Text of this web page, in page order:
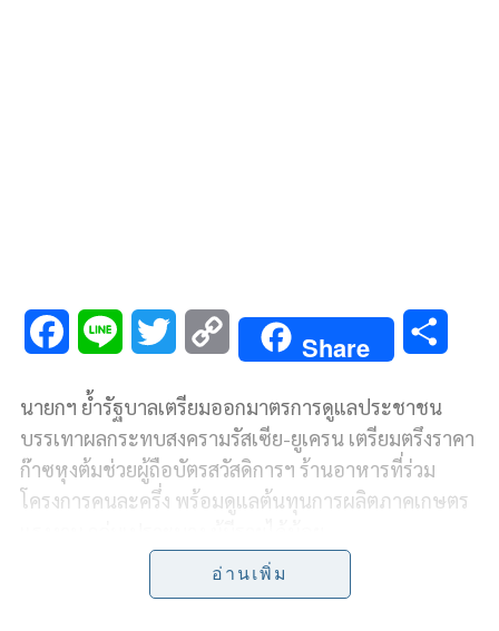
c
e
b
n
e
i
t
t
e
r
p
y
L
i
n
Share
e
นายกฯ ย้ำรัฐบาลเตรียมออกมาตรการดูแลประชาชน
บรรเทาผลกระทบสงครามรัสเซีย-ยูเครน เตรียมตรึงราคา
ก๊าซหุงต้มช่วยผู้ถือบัตรสวัสดิการฯ ร้านอาหารที่ร่วม
โครงการคนละครึ่ง พร้อมดูแลต้นทุนการผลิตภาคเกษตร
16 มีนาคม 2565 เวลา 11.55 ณ บริเวณทางเชื่อม ตึกภักดี
อ่านเพิ่ม